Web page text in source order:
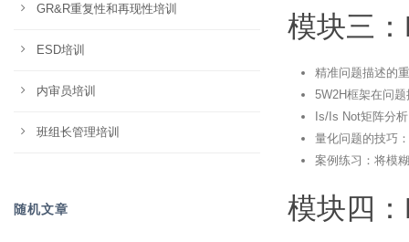
模块三
精准问题描述的
5W2H框架在问
Is/Is Not矩阵分
量化问题的技巧
案例练习：将模
模块四
GR&R重复性和再现性培训
ESD培训
内审员培训
班组长管理培训
随机文章